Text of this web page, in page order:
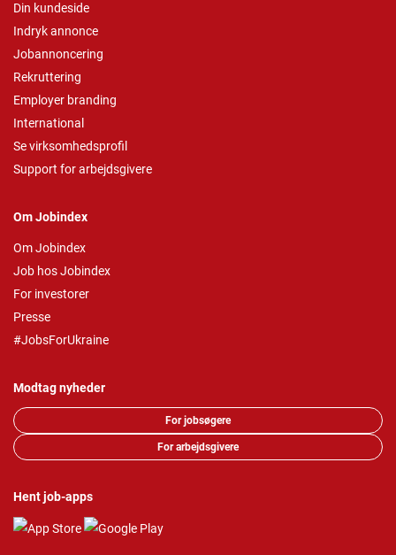
Din kundeside
Indryk annonce
Jobannoncering
Rekruttering
Employer branding
International
Se virksomhedsprofil
Support for arbejdsgivere
Om Jobindex
Om Jobindex
Job hos Jobindex
For investorer
Presse
#JobsForUkraine
Modtag nyheder
For jobsøgere
For arbejdsgivere
Hent job-apps